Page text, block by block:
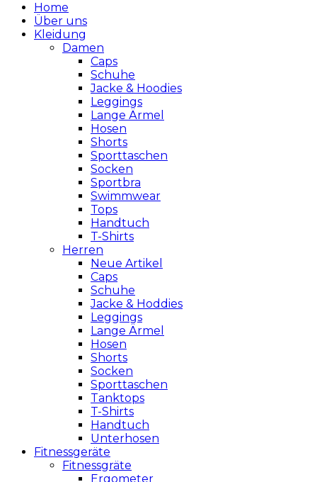
Home
Über uns
Kleidung
Damen
Caps
Schuhe
Jacke & Hoodies
Leggings
Lange Ärmel
Hosen
Shorts
Sporttaschen
Socken
Sportbra
Swimmwear
Tops
Handtuch
T-Shirts
Herren
Neue Artikel
Caps
Schuhe
Jacke & Hoddies
Leggings
Lange Ärmel
Hosen
Shorts
Socken
Sporttaschen
Tanktops
T-Shirts
Handtuch
Unterhosen
Fitnessgeräte
Fitnessgräte
Ergometer